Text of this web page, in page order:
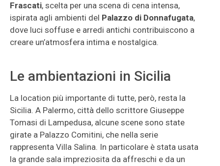
Frascati, scelta per una scena di cena intensa,
ispirata agli ambienti del Palazzo di Donnafugata,
dove luci soffuse e arredi antichi contribuiscono a
creare un’atmosfera intima e nostalgica.
Le ambientazioni in Sicilia
La location più importante di tutte, però, resta la
Sicilia. A Palermo, città dello scrittore Giuseppe
Tomasi di Lampedusa, alcune scene sono state
girate a Palazzo Comitini, che nella serie
rappresenta Villa Salina. In particolare è stata usata
la grande sala impreziosita da affreschi e da un